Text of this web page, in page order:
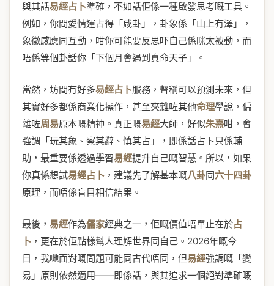
與其話易經占卜準確，不如話佢係一種啟發思考嘅工具。
例如，你問愛情運占得「咸卦」，卦象係「山上有澤」，
象徵感應同互動，咁你可能要反思吓自己係咪太被動，而
唔係等個卦話你「下個月會遇到真命天子」。
當然，坊間有好多易經占卜服務，聲稱可以預測未來，但
其實好多都係商業化操作，甚至夾雜咗其他命理學說，偏
離咗周易原本嘅精神。真正嘅易經大師，好似朱熹咁，會
強調「玩其象、察其辭、慎其占」，即係話占卜只係輔
助，最重要係透過學習易經提升自己嘅智慧。所以，如果
你真係想試易經占卜 ，建議先了解基本嘅八卦同六十四卦
原理，而唔係盲目相信結果。
最後， 易經作為儒家經典之一，佢嘅價值唔單止在於占
卜 ，更在於佢點樣幫人理解世界同自己。2026年嘅今
日，我哋面對嘅問題可能同古代唔同，但易經強調嘅「變
易」原則依然適用——即係話，與其追求一個絕對準確嘅